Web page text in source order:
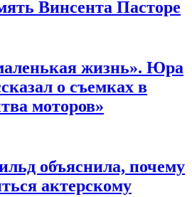
Винсента Пасторе
жизнь». Юра
о съемках в
моторов»
объяснила, почему
актерскому